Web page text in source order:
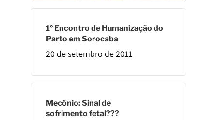
1º Encontro de Humanização do
Parto em Sorocaba
20 de setembro de 2011
Mecônio: Sinal de
sofrimento fetal???